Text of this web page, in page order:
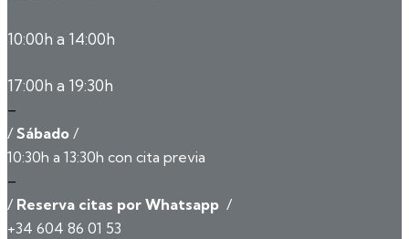
10:00h a 14:00h
17:00h a 19:30h
–
/ Sábado /
10:30h a 13:30h con cita previa
–
/ Reserva citas por Whatsapp /
+34 604 86 01 53